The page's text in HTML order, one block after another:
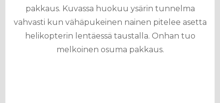
pakkaus. Kuvassa huokuu ysärin tunnelma
vahvasti kun vähäpukeinen nainen pitelee asetta
helikopterin lentäessä taustalla. Onhan tuo
melkoinen osuma pakkaus.